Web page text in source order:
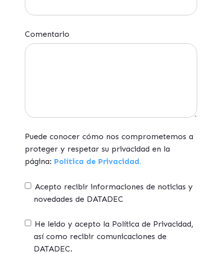
Comentario
Puede conocer cómo nos comprometemos a
proteger y respetar su privacidad en la
página: Política de Privacidad.
Acepto recibir informaciones de noticias y
novedades de DATADEC
He leido y acepto la Política de Privacidad,
así como recibir comunicaciones de
DATADEC.